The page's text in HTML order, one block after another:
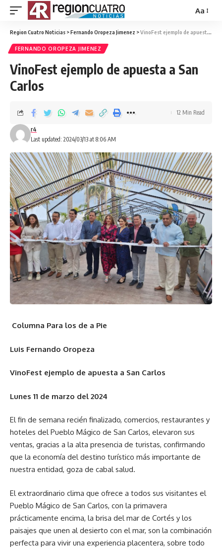
Aa
Region Cuatro Noticias >Fernando Oropeza Jimenez >VinoFest ejemplo de apuesta a San Carlos
FERNANDO OROPEZA JIMENEZ
VinoFest ejemplo de apuesta a San
Carlos
Last updated: 2024/03/13 at 8:06 AM
r4
12 Min Read
Columna Para los de a Pie
Luis Fernando Oropeza
VinoFest ejemplo de apuesta a San Carlos
Lunes 11 de marzo del 2024
El fin de semana recién finalizado, comercios, restaurantes y
hoteles del Pueblo Mágico de San Carlos, elevaron sus
ventas, gracias a la alta presencia de turistas, confirmando
que la economía del destino turístico más importante de
nuestra entidad, goza de cabal salud.
El extraordinario clima que ofrece a todos sus visitantes el
Pueblo Mágico de San Carlos, con la primavera
prácticamente encima, la brisa del mar de Cortés y los
paisajes que unen al desierto con el mar, son la combinación
perfecta para vivir una experiencia placentera, sobre todo